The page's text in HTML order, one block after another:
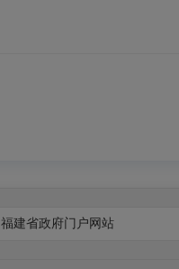
福建省政府门户网站